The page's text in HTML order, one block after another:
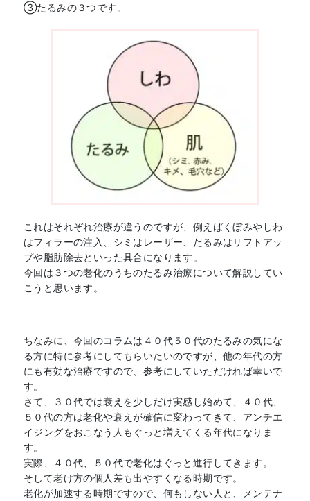
③たるみの３つです。
これはそれぞれ治療が違うのですが、例えばくぼみやしわ
はフィラーの注入、シミはレーザー、たるみはリフトアッ
プや脂肪除去といった具合になります。
今回は３つの老化のうちのたるみ治療について解説してい
こうと思います。
ちなみに、今回のコラムは４０代５０代のたるみの気にな
る方に特に参考にしてもらいたいのですが、他の年代の方
にも有効な治療ですので、参考にしていただければ幸いで
す。
さて、３０代では衰えを少しだけ実感し始めて、４０代、
５０代の方は老化や衰えが確信に変わってきて、アンチエ
イジングをおこなう人もぐっと増えてくる年代になりま
す。
実際、４０代、５０代で老化はぐっと進行してきます。
そして老け方の個人差も出やすくなる時期です。
老化が加速する時期ですので、何もしない人と、メンテナ